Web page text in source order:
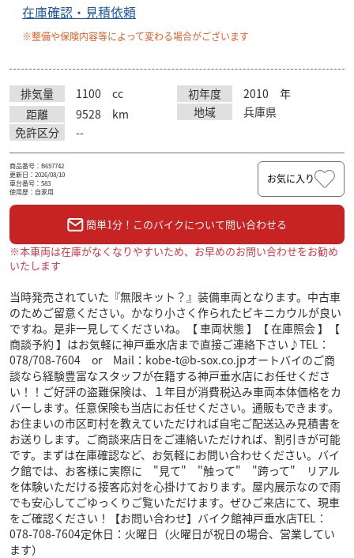
在庫確認・見積依頼
※整備や保険内容等によって変わる場合がございます
排気量 1100 cc 初年度 2010
年
距離
9528 km 地域
兵庫県
免許区分
--
商品番号：B657742
更新日：2026/08/10
車台番号：583
使用歴：自家用
お気に入り
簡単1分！このバイクについて問い合わせる
※本車両は在庫がなくなりやすいため、お早めのお問い合わせをお勧め
いたします
当時発売されていた『無限キット？』装備車両となります。中古車
のためご留意ください。かなり小さく作られたビキニカウルが良い
ですね。是非一見してくださいね。【 車両状態 】【 在庫照会 】【
商談予約 】はお気軽に神戸垂水店まで直接ご連絡下さい♪TEL：
078/708-7604 or Mail：kobe-t@b-sox.co.jpオートバイのご商
談なら経験豊富なスタッフが在籍する神戸垂水店にお任せくださ
い！！ご好評の盗難保険は、１年目が消費税込み車両本体価格をカ
バーします。任意保険も当店にお任せください。通販もできます。
お住まいの市区町村を教えていただければ自宅ご配送込み見積書を
お送りします。ご商談来店日をご連絡いただければ、割引きが可能
です。まずは在庫確認など、お気軽にお問い合わせください。バイ
ク館では、お客様に実際に "見て" "触って" "跨って" リアル
を体験いただける接客応対を心掛けております。屋内展示なので雨
でも安心してごゆっくりご覧いただけます。ぜひご来店にて、現車
をご確認ください！【お問い合わせ】バイク館神戸垂水店TEL：
078-708-7604定休日：火曜日（火曜日が祝日の場合、営業してい
ます）